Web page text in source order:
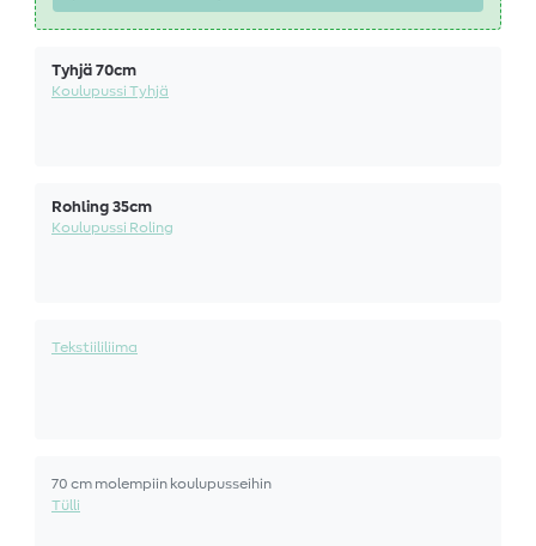
Tyhjä 70cm
Koulupussi Tyhjä
Rohling 35cm
Koulupussi Roling
Tekstiililiima
70 cm molempiin koulupusseihin
Tülli